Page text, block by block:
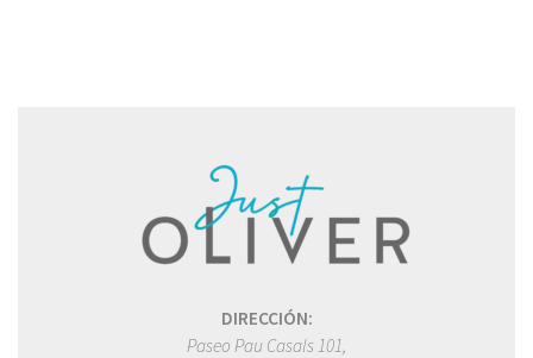
DIRECCIÓN:
Paseo Pau Casals 101,